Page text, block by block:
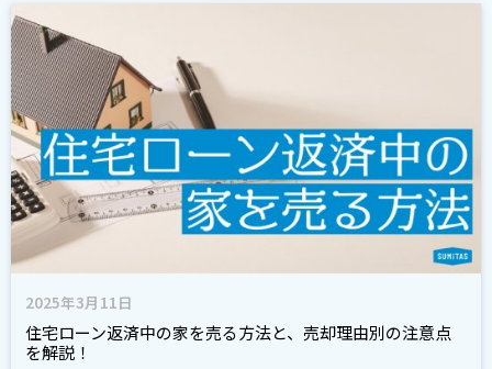
2025年3月11日
住宅ローン返済中の家を売る方法と、売却理由別の注意点
を解説！